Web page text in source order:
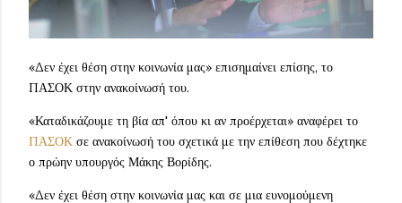
«Δεν έχει θέση στην κοινωνία μας» επισημαίνει επίσης, το
ΠΑΣΟΚ στην ανακοίνωσή του.
«Καταδικάζουμε τη βία απ' όπου κι αν προέρχεται» αναφέρει το
ΠΑΣΟΚ σε ανακοίνωσή του σχετικά με την επίθεση που δέχτηκε
ο πρώην υπουργός Μάκης Βορίδης.
«Δεν έχει θέση στην κοινωνία μας και σε μια ευνομούμενη